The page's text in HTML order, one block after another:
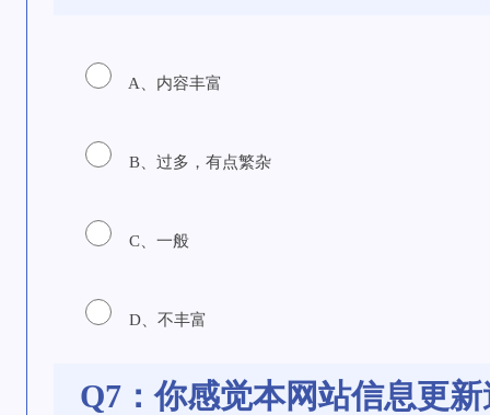
A、内容丰富
B、过多，有点繁杂
C、一般
D、不丰富
Q7：你感觉本网站信息更